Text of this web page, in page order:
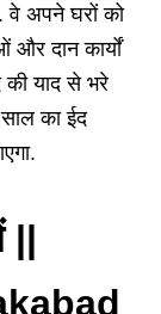
वे अपने घरों को
और दान कार्यों
याद से भरे
साल का ईद
||